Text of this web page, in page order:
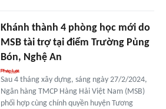
Khánh thành 4 phòng học mới do
MSB tài trợ tại điểm Trường Pủng
Bón, Nghệ An
Sau 4 tháng xây dựng, sáng ngày 27/2/2024,
Ngân hàng TMCP Hàng Hải Việt Nam (MSB)
phối hợp cùng chính quyền huyện Tương